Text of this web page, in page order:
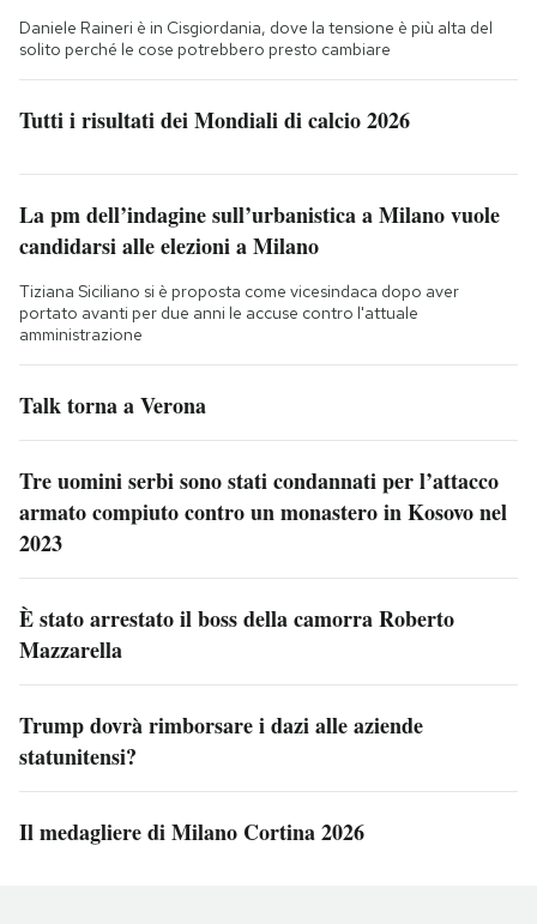
Daniele Raineri è in Cisgiordania, dove la tensione è più alta del
solito perché le cose potrebbero presto cambiare
Tutti i risultati dei Mondiali di calcio 2026
La pm dell’indagine sull’urbanistica a Milano vuole
candidarsi alle elezioni a Milano
Tiziana Siciliano si è proposta come vicesindaca dopo aver
portato avanti per due anni le accuse contro l'attuale
amministrazione
Talk torna a Verona
Tre uomini serbi sono stati condannati per l’attacco
armato compiuto contro un monastero in Kosovo nel
2023
È stato arrestato il boss della camorra Roberto
Mazzarella
Trump dovrà rimborsare i dazi alle aziende
statunitensi?
Il medagliere di Milano Cortina 2026